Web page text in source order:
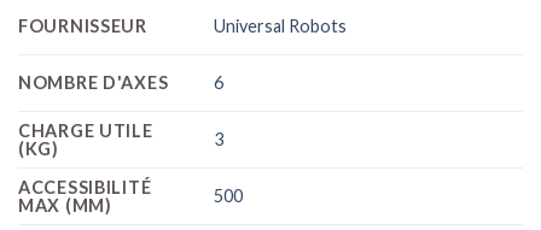
FOURNISSEUR Universal Robots
NOMBRE D'AXES 6
CHARGE UTILE
(KG)
3
ACCESSIBILITÉ
MAX (MM)
500